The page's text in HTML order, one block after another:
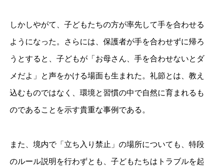
しかしやがて、子どもたちの方が率先して手を合わせる
ようになった。さらには、保護者が手を合わせずに帰ろ
うとすると、子どもが「お母さん、手を合わせないとダ
メだよ」と声をかける場面も生まれた。礼節とは、教え
込むものではなく、環境と習慣の中で自然に育まれるも
のであることを示す貴重な事例である。
また、境内で「立ち入り禁止」の場所についても、特段
のルール説明を行わずとも、子どもたちはトラブルを起